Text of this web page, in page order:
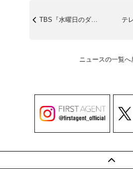
TBS『水曜日のダウンタウン』4/23(... テレビ
ニュースの一覧へ